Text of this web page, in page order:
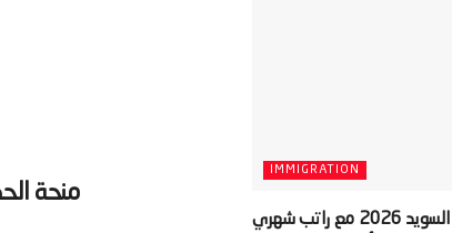
‫منحة الحكومة اليابانية: ممولة بالكامل 2025‬
IMMIGRATION
‫فرصة تطوع ممولة بالكامل في السويد 2026 مع راتب شهري